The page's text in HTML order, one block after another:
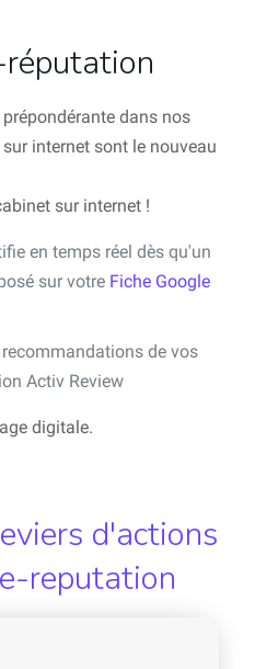
dans nos
internet sont le nouveau
sur internet !
en temps réel dès qu'un
sur votre Fiche Google
de vos
Activ Review
digitale.
d'actions
reputation